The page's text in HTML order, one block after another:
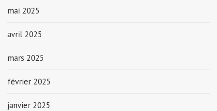
mai 2025
avril 2025
mars 2025
février 2025
janvier 2025